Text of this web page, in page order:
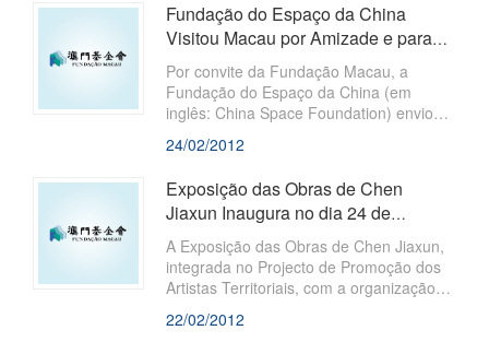
Fundação do Espaço da China
Visitou Macau por Amizade e para
Reforçar Intercâmbios
​Por convite da Fundação Macau, a
Fundação do Espaço da China (em
inglês: China Space Foundation) enviou
uma delegação composta por 16
membros a Macau com os fins de
intercâmbios. São membros da
Delegação Sr. Liu Jiyuan, antigo Ministro
da Indústria Aeroespacial Nacional,
Tenente-General Shen Rongjun, Sub-
director do Comissão de Ciência,
Tecnologia e Indústria para Defesa
Nacional
24/02/2012
Exposição das Obras de Chen
Jiaxun Inaugura no dia 24 de
Fevereiro
A Exposição das Obras de Chen Jiaxun,
integrada no Projecto de Promoção dos
Artistas Territoriais, com a organização
da Fundação Macau, terá lugar entre 24
de Fevereiro e 4 de Março de 2012 na
22/02/2012